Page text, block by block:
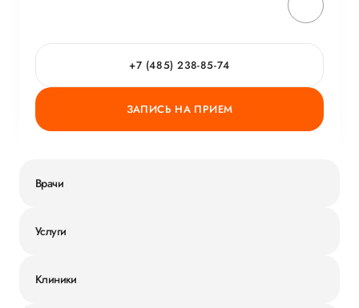
+7 (485) 238-85-74
ЗАПИСЬ НА ПРИЕМ
Врачи
Услуги
Клиники